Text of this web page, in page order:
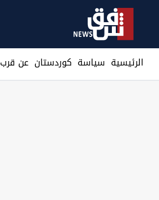
الرئيسية سیاسة كوردستان عن قرب